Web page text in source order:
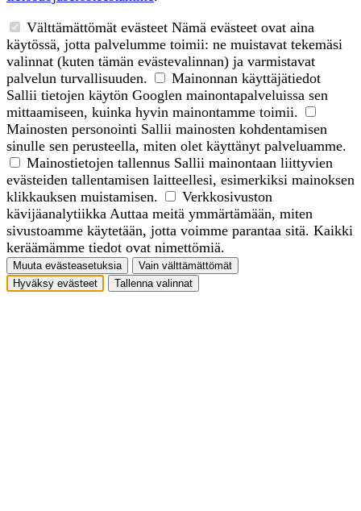
Välttämättömät evästeet Nämä evästeet ovat aina
käytössä, jotta palvelumme toimii: ne muistavat tekemäsi
valinnat (kuten tämän evästevalinnan) ja varmistavat
palvelun turvallisuuden.
Mainonnan käyttäjätiedot
Sallii tietojen käytön Googlen mainontapalveluissa sen
mittaamiseen, kuinka hyvin mainontamme toimii.
Mainosten personointi Sallii mainosten kohdentamisen
sinulle sen perusteella, miten olet käyttänyt palveluamme.
Mainostietojen tallennus Sallii mainontaan liittyvien
evästeiden tallentamisen laitteellesi, esimerkiksi mainoksen
klikkauksen muistamisen.
Verkkosivuston
kävijäanalytiikka Auttaa meitä ymmärtämään, miten
sivustoamme käytetään, jotta voimme parantaa sitä. Kaikki
keräämämme tiedot ovat nimettömiä.
Muuta evästeasetuksia
Vain välttämättömät
Hyväksy evästeet
Tallenna valinnat